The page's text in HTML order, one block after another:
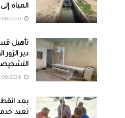
المياه
تأهيل
دير الزور
تعيد